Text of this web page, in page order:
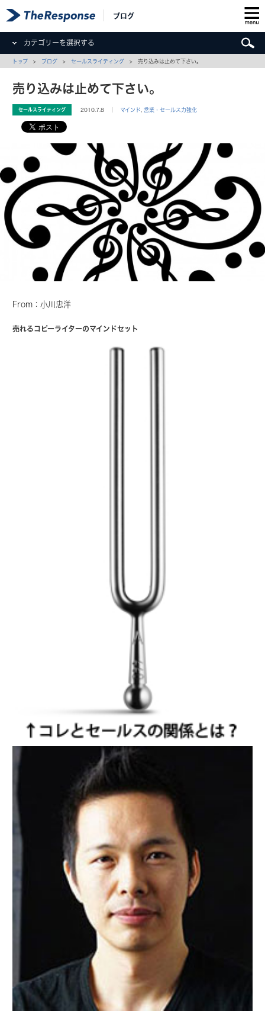
ブログ
カテゴリーを選択する
トップ > ブログ >セールスライティング > 売り込みは止めて下さい。
売り込みは止めて下さい。
セールスライティング 2010.7.8 ｜ マインド ,営業・セールス力強化
From：小川忠洋
売れるコピーライターのマインドセット